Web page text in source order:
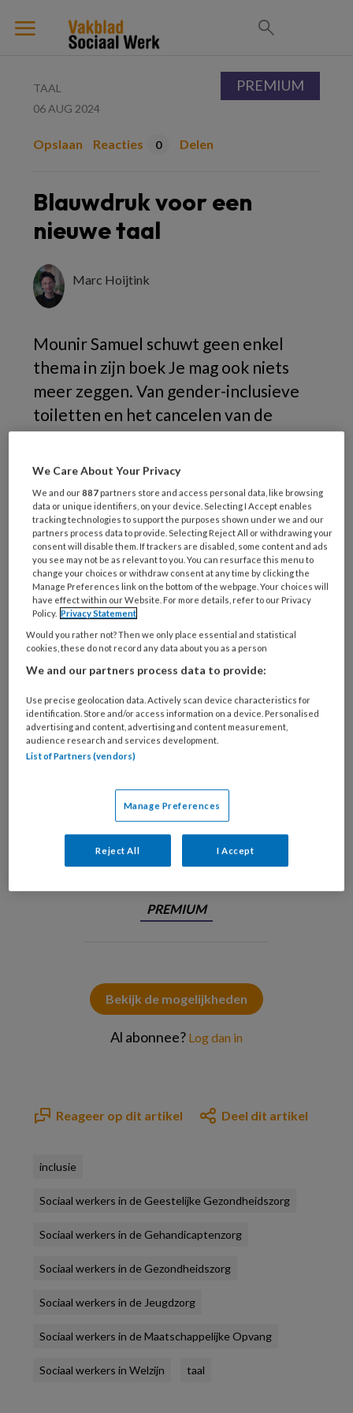
TAAL
06 AUG 2024
Opslaan Reacties 0 Delen
Blauwdruk voor een
nieuwe taal
Marc Hoijtink
Mounir Samuel schuwt geen enkel
thema in zijn boekJe mag ook niets
meer zeggen. Van gender-inclusieve
toiletten en het cancelen van de
cancelcultuur tot traumaporno en
dementievriendelijke wijken: het komt
allemaal aan bod en bij elk onderwerp
maakt de auteur duidelijk wat het
cruciale belang van taal is. In gesprek
over een vlijmscherp, hoopvol en
praktisch boek.
Foto: Irwan Droog
PREMIUM
Bekijk de mogelijkheden
Al abonnee? Log dan in
PREMIUM
Reageer op dit artikel Deel dit artikel
inclusie
Sociaal werkers in de Geestelijke Gezondheidszorg
Sociaal werkers in de Gehandicaptenzorg
Sociaal werkers in de Gezondheidszorg
Sociaal werkers in de Jeugdzorg
Sociaal werkers in de Maatschappelijke Opvang
Sociaal werkers in Welzijn taal
We Care About Your Privacy
We and our887 partners store and access personal data, like browsing
data or unique identifiers, on your device. Selecting I Accept enables
tracking technologies to support the purposes shown under we and our
partners process data to provide. Selecting Reject All or withdrawing your
consent will disable them. If trackers are disabled, some content and ads
you see may not be as relevant to you. You can resurface this menu to
change your choices or withdraw consent at any time by clicking the
Manage Preferences link on the bottom of the webpage. Your choices will
have effect within our Website. For more details, refer to our Privacy
Policy. Privacy Statement
Would you rather not? Then we only place essential and statistical
cookies, these do not record any data about you as a person
We and our partners process data to provide:
Use precise geolocation data. Actively scan device characteristics for
identification. Store and/or access information on a device. Personalised
advertising and content, advertising and content measurement,
audience research and services development.
List of Partners (vendors)
Manage Preferences
Reject All I Accept